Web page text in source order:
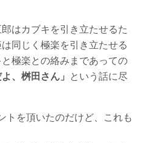
はカブキを引き立たせるた
同じく極楽を引き立たせる
極楽との絡みまであっての
よ、桝田さん」
という話に尽
トを頂いたのだけど、これも